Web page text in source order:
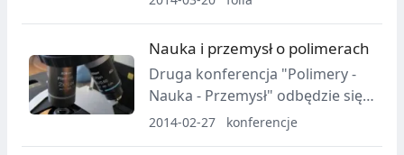
folii firmy Labtech.
Nauka i przemysł o polimerach
Druga konferencja "Polimery -
Nauka - Przemysł" odbędzie się
w dn. 22-24 września br. w Słoku
2014-02-27 konferencje